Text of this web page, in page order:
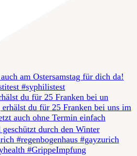
du für 25 Franken bei un